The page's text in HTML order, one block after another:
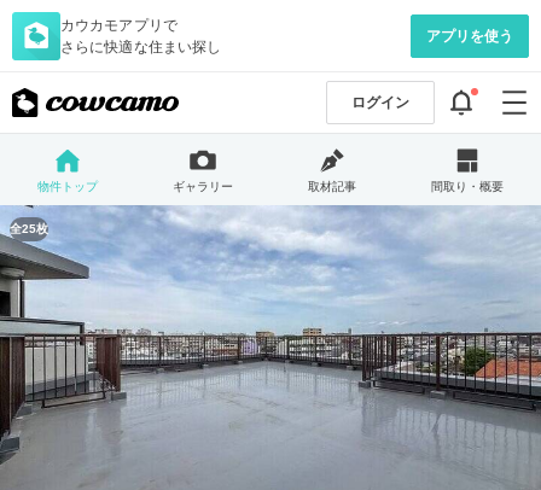
カウカモアプリで
さらに快適な住まい探し
アプリを使う
ログイン
物件トップ ギャラリー 取材記事 間取り・概要
全25枚